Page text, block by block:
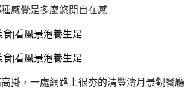
感覺是多麼悠閒自在感
掛 ，一處網路上很夯的清豐濤月景觀餐廳